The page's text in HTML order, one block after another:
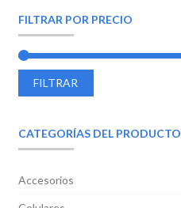
FILTRAR POR PRECIO
FILTRAR
CATEGORÍAS DEL PRODUCTO
Accesorios